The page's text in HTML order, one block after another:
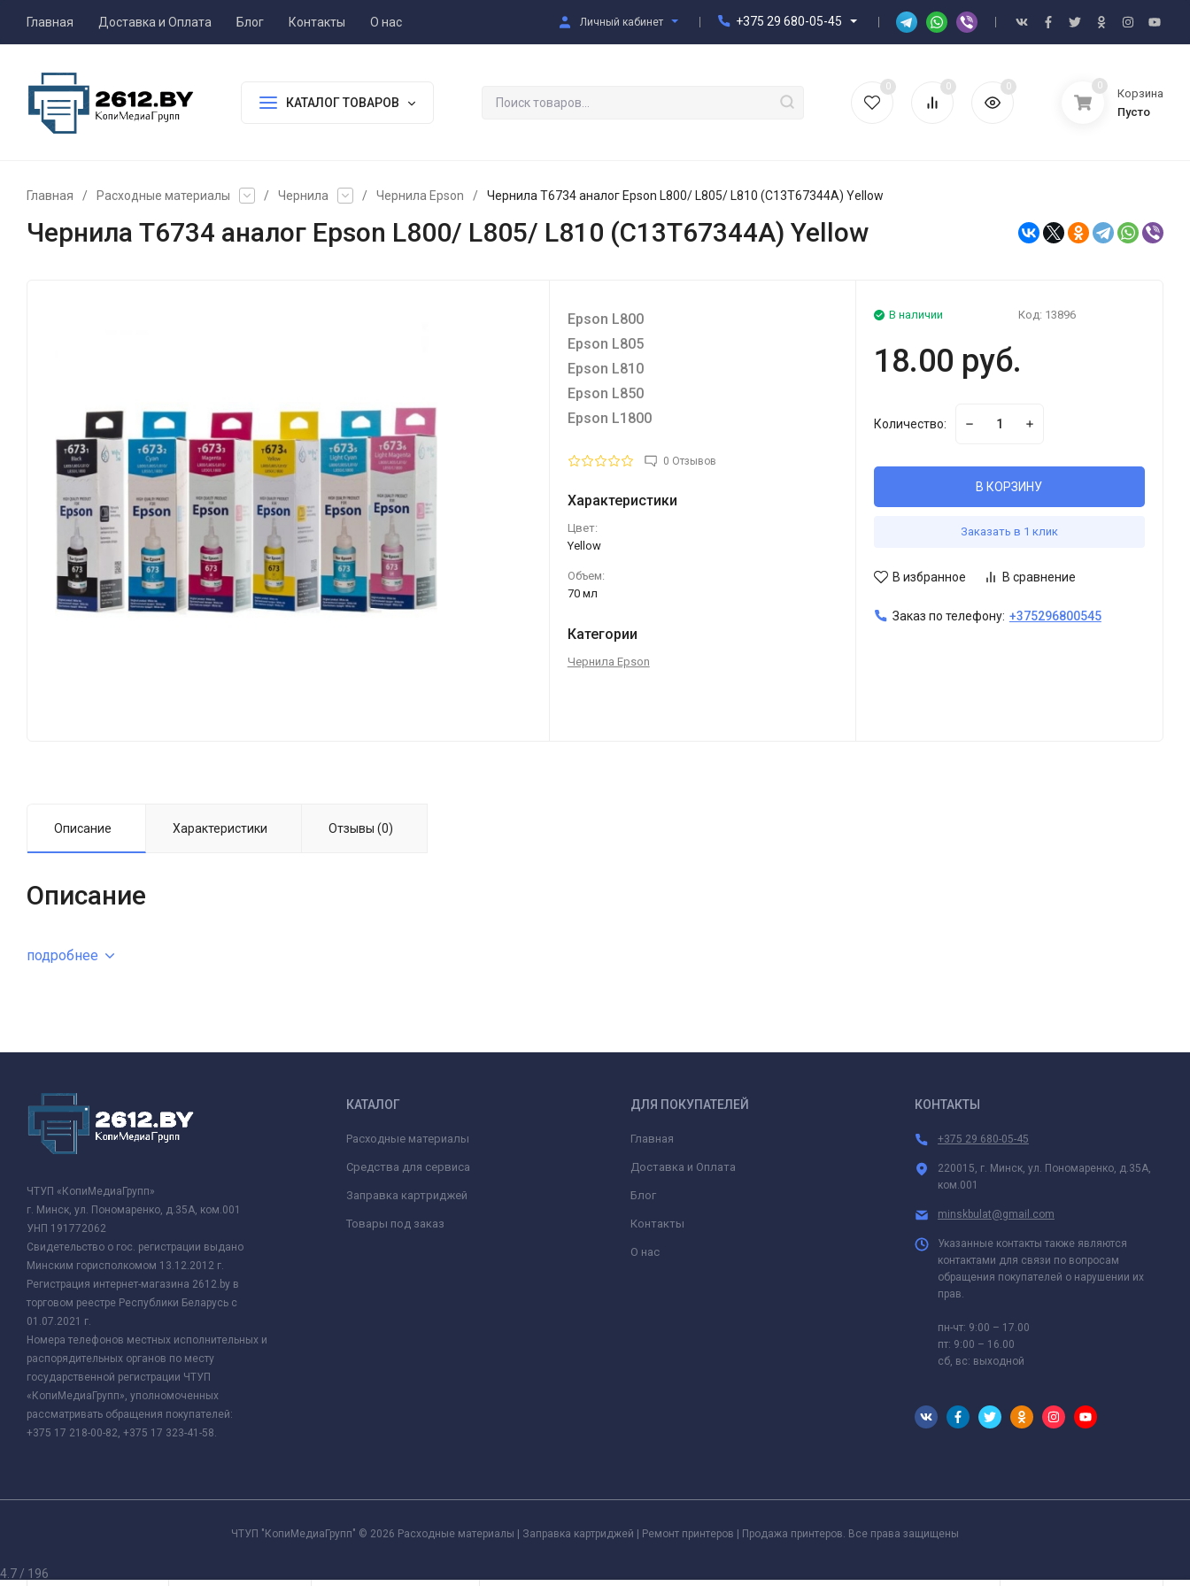
Главная Доставка и Оплата Блог Контакты О нас Личный кабинет +375 29 680-05-45
КАТАЛОГ ТОВАРОВ
0 0 0 0
Корзина
Пусто
Главная / Расходные материалы / Чернила / Чернила Epson / Чернила T6734 аналог Epson L800/ L805/ L810 (C13T67344A) Yellow
Чернила T6734 аналог Epson L800/ L805/ L810 (C13T67344A) Yellow
Epson L800
Epson L805
Epson L810
Epson L850
Epson L1800
0 Отзывов
Характеристики
Цвет:
Yellow
Объем:
70 мл
Категории
Чернила Epson
В наличии Код: 13896
18.00 руб.
Количество:
В КОРЗИНУ
Заказать в 1 клик
В избранное В сравнение
Заказ по телефону: +375296800545
Описание Характеристики Отзывы (0)
Описание
подробнее
ЧТУП «КопиМедиаГрупп»
г. Минск, ул. Пономаренко, д.35А, ком.001
УНП 191772062
Свидетельство о гос. регистрации выдано
Минским горисполкомом 13.12.2012 г.
Регистрация интернет-магазина 2612.by в
торговом реестре Республики Беларусь с
01.07.2021 г.
Номера телефонов местных исполнительных и
распорядительных органов по месту
государственной регистрации ЧТУП
«КопиМедиаГрупп», уполномоченных
рассматривать обращения покупателей:
+375 17 218-00-82, +375 17 323-41-58.
КАТАЛОГ
Расходные материалы
Средства для сервиса
Заправка картриджей
Товары под заказ
ДЛЯ ПОКУПАТЕЛЕЙ
Главная
Доставка и Оплата
Блог
Контакты
О нас
КОНТАКТЫ
+375 29 680-05-45
220015, г. Минск, ул. Пономаренко, д.35А,
ком.001
minskbulat@gmail.com
Указанные контакты также являются
контактами для связи по вопросам
обращения покупателей о нарушении их
прав.
пн-чт: 9:00 – 17.00
пт: 9:00 – 16.00
сб, вс: выходной
ЧТУП "КопиМедиаГрупп" © 2026 Расходные материалы | Заправка картриджей | Ремонт принтеров | Продажа принтеров. Все права защищены
4.7 / 196